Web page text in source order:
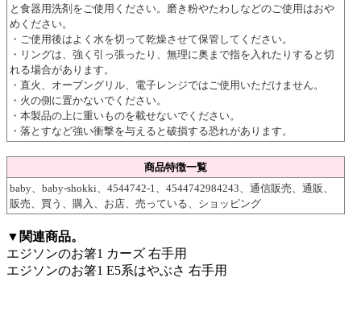
と食器用洗剤をご使用ください。磨き粉やたわしなどのご使用はおや
めください。
・ご使用後はよく水を切って乾燥させて保管してください。
・リングは、強く引っ張ったり、無理に奥まで指を入れたりすると切
れる場合があります。
・直火、オーブングリル、電子レンジではご使用いただけません。
・火の側に置かないでください。
・本製品の上に重いものを載せないでください。
・落とすなど強い衝撃を与えると破損する恐れがあります。
商品特徴一覧
baby、baby-shokki、4544742-1、4544742984243、通信販売、通販、
販売、買う、購入、お店、売っている、ショッピング
▼関連商品。
エジソンのお箸1 カーズ 右手用
エジソンのお箸1 E5系はやぶさ 右手用